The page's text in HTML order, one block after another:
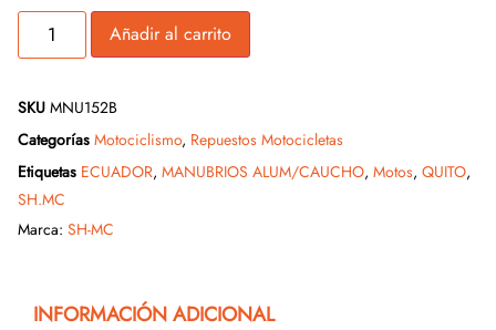
Añadir al carrito
SKU MNU152B
Categorías Motociclismo, Repuestos Motocicletas
Etiquetas ECUADOR, MANUBRIOS ALUM/CAUCHO, Motos, QUITO,
SH.MC
Marca: SH-MC
INFORMACIÓN ADICIONAL